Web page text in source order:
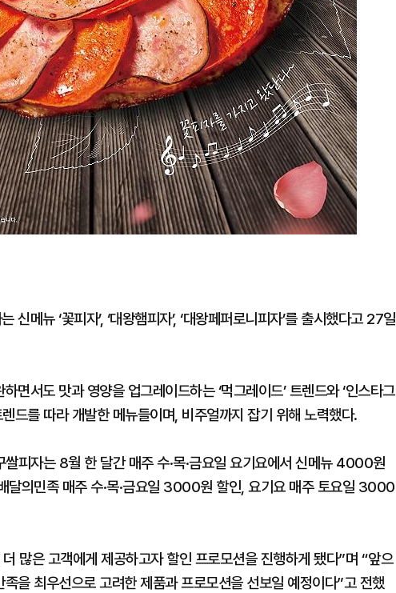
신메뉴 ‘꽃피자’, ‘대왕햄피자’, ‘대왕페퍼로니피자’를 출시했다고 27일
면서도 맛과 영양을 업그레이드하는 ‘먹그레이드’ 트렌드와 ‘인스타그
드를 따라 개발한 메뉴들이며, 비주얼까지 잡기 위해 노력했다.
피자는 8월 한 달간 매주 수·목·금요일 요기요에서 신메뉴 4000원
달의민족 매주 수·목·금요일 3000원 할인, 요기요 매주 토요일 3000
많은 고객에게 제공하고자 할인 프로모션을 진행하게 됐다”며 “앞으
을 최우선으로 고려한 제품과 프로모션을 선보일 예정이다”고 전했